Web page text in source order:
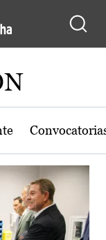
Castilla-